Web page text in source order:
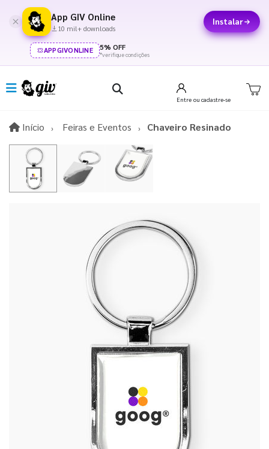
App GIV Online
10 mil+ downloads
Instalar
APPGIVONLINE 5% OFF
*verifique condições
Entre ou cadastre-se
Início InícioFeiras e Eventos Chaveiro Resinado